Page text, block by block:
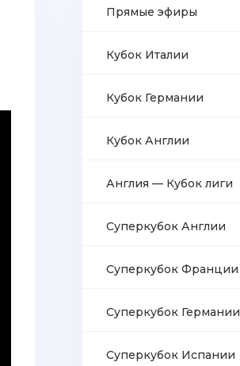
Прямые эфиры
Кубок Италии
Кубок Германии
Кубок Англии
Англия — Кубок лиги
Суперкубок Англии
Суперкубок Франции
Суперкубок Германии
Суперкубок Испании